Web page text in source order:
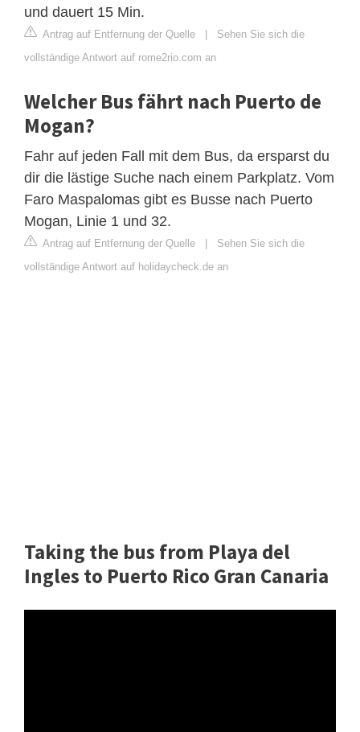
und dauert 15 Min.
Antrag auf Entfernung der Quelle
Sehen Sie sich die
vollständige Antwort auf rome2rio.com an
Welcher Bus fährt nach Puerto de
Mogan?
Fahr auf jeden Fall mit dem Bus, da ersparst du
dir die lästige Suche nach einem Parkplatz. Vom
Faro Maspalomas gibt es Busse nach Puerto
Mogan, Linie 1 und 32.
Antrag auf Entfernung der Quelle
Sehen Sie sich die
vollständige Antwort auf holidaycheck.de an
Taking the bus from Playa del
Ingles to Puerto Rico Gran Canaria